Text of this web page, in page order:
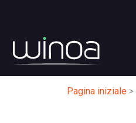
Pagina iniziale >